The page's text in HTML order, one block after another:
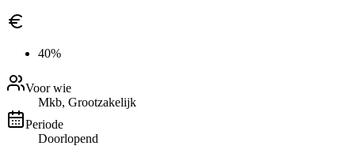
40%
Voor wie
Mkb, Grootzakelijk
Periode
Doorlopend